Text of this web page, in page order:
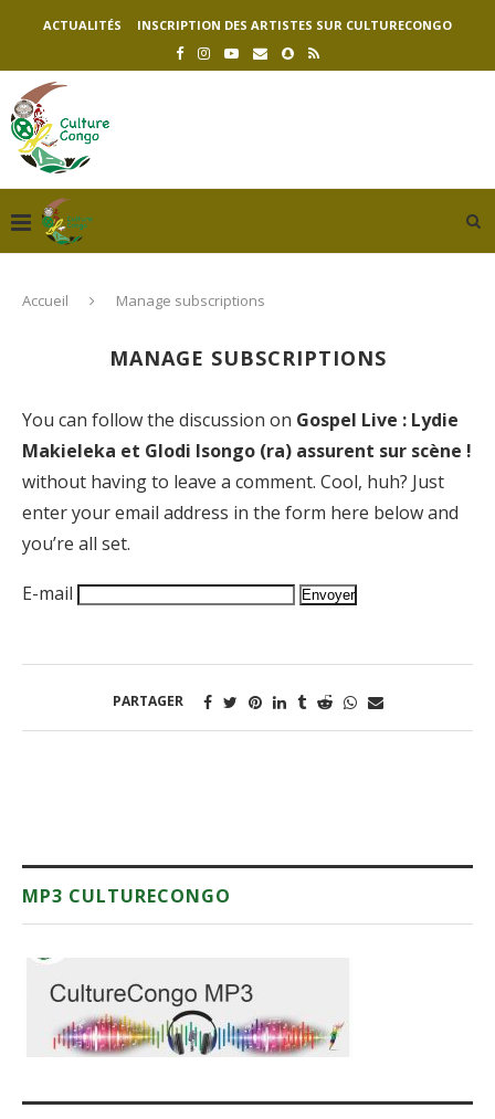
ACTUALITÉS INSCRIPTION DES ARTISTES SUR CULTURECONGO
Accueil Manage subscriptions
MANAGE SUBSCRIPTIONS
You can follow the discussion on Gospel Live : Lydie
Makieleka et Glodi Isongo (ra) assurent sur scène !
without having to leave a comment. Cool, huh? Just
enter your email address in the form here below and
you’re all set.
E-mail
PARTAGER
MP3 CULTURECONGO